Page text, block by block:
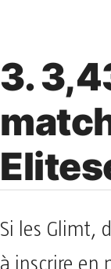
3.
Si les Glimt,
à inscrire en